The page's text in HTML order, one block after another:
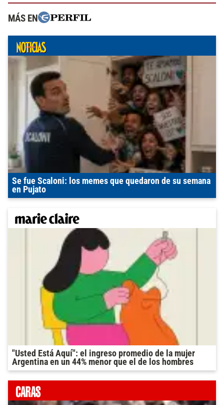
MÁS EN
Se fue Scaloni: los memes que quedaron de su semana
en Pujato
"Usted Está Aquí": el ingreso promedio de la mujer
Argentina en un 44% menor que el de los hombres